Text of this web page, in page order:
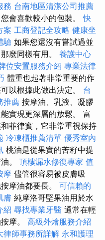
務 台南地區清潔公司推薦
會喜歡較小的包裝。快
案 工商登記全攻略 健康坐
驗 如果您還沒有嘗試過並
麼同樣有用。 養護中心
位安置服務介紹 專業法律
體重也起著非常重要的作
以根據此做出決定。 台
推薦 按摩油、乳液、凝膠
實現更深層的放鬆。 富
菲律賓，它非常重視保持
冷凍櫃推薦清單 優秀室內
桃油是從果實的苦籽中提
。 頂樓漏水修復專家 值
摩 儘管很容易被皮膚吸
摩油都要長。 可信賴的
膚 純摩洛哥堅果油用於水
紹 尋找專業牙醫 通常在輕
摩。 高級外燴服務介紹
律師事務所詳解 永和護理